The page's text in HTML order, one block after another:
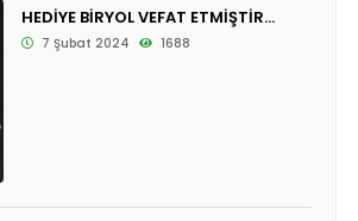
HEDİYE BİRYOL VEFAT ETMİŞTİR...
7 Şubat 2024 1688